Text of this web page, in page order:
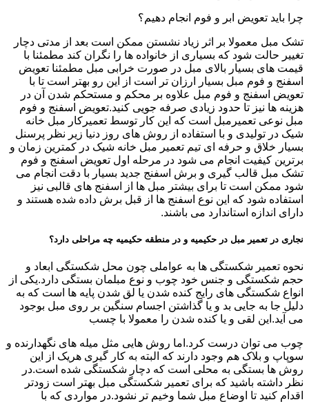
چرا باید تعویض ابر و فوم انجام دهیم؟
تشک مبل معمولا بر اثر زیاد نشستن ممکن است بعد از مدتی دچار
تغییر حالت شود که بسیاری از خانواده ها را نگران کند مطمئنا با
قیمت های بسیار بالای مبل در صورت خرابی مبل مطمئنا تعویض
اسفنج و فوم مبل بسیار ارزان تر است از این رو بهتر است تا با
تعویض اسفنج و فوم مبل علاوه بر محکم و مستحکم شدن آن در
هزینه ها نیز تا حدود زیادی صرفه جویی کنید.تعویض اسفنج و فوم
مبل نوعی تعمیرمبل است که این کار توسط تعمیرکار مبل خانه
شیک در تولیدی و با استفاده از روش های روز دنیا زیر نظر پرسنل
بسیار خلاق و حرفه ای تیم تعمیر مبل خانه شیک در کمترین زمان و
برترین کیفیت انجام می شود در مرحله اول تعویض اسفنج و فوم
تشک مبل قالب گیری و برش اسفنج جدید بسیار با دقت انجام می
شود ممکن است تا برای بیشتر مبل ها از اسفنج های قالبی نیز
استفاده شود که این نوع اسفنج ها از قبل برش داده شده هستند و
دارای اندازه استاندارد می باشند.
نجاری در تعمیر مبل در حکیمیه و در منطقه حکیمیه چه مراحلی دارد؟
نحوه تعمیر شکستگی ها به عواملی چون محل شکستگی ابعاد و
حجم شکستگی و جنس خود چوب و نوع مبلمان بستگی دارد.یکی از
انواع شکستگی های رایج کنده شدن یا لق شدن پایه ها است که به
دلیل جا به جایی بد و یا گذاشتن اجسام سنگین بر روی مبل بوجود
می آید.این لقی و یا کنده شدن را معمولا با چسب
چوب می توان درست کرد.اما روش هایی مثل میله های نگهدارنده و
سوپاپ و بلاک هم وجود دارند که البته به کار گیری هریک از این
روش ها بستگی به محلی است که دچار شکستگی شده است.در
نظر داشته باشید که برای تعمیر شکستگی مبل بهتر است زودتر
اقدام کنید تا اوضاع مبل شما وخیم تر نشود.در مواردی که با